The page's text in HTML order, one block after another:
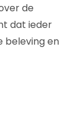
de
dat ieder
beleving en